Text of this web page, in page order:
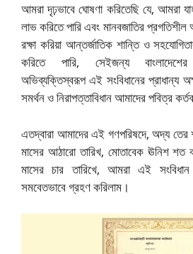
আমরা দৃঢ়ভাবে ঘোষণা করিতেছি যে, আমরা
লাভ করিতে পারি এবং মানবজাতির
রক্ষা করিয়া আন্তর্জাতিক শান্তি ও
করিতে পারি, সেইজন্য
অভিব্যক্তিস্বরূপ এই সংবিধানের প্রাধান্য
সমর্থন ও নিরাপত্তাবিধান আমাদের পবিত্র
এতদ্বারা আমাদের এই গণপরিষদে, অদ্য তের
মাসের আঠারো তারিখ, মোতাবেক ঊনিশ শত
মাসের চার তারিখে, আমরা এই
সমবেতভাবে গ্রহণ করিলাম।